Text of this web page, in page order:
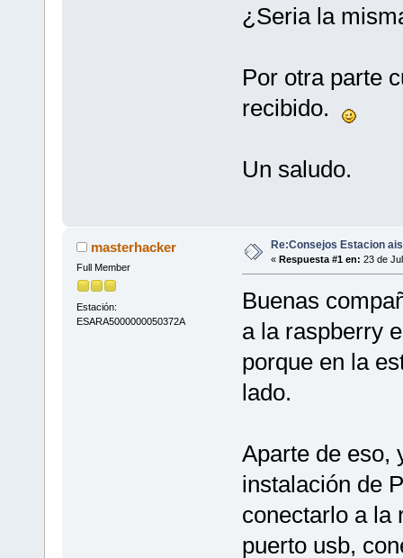
¿Seria la
Por otra parte
recibido.
Un saludo.
masterhacker
Full Member
Estación:
ESARA5000000050372A
Re:Consejos Estacion
« Respuesta #1 en: 23 de
Buenas
a la raspberry
porque en la
lado.
Aparte de eso,
instalación de
conectarlo a la
puerto usb,